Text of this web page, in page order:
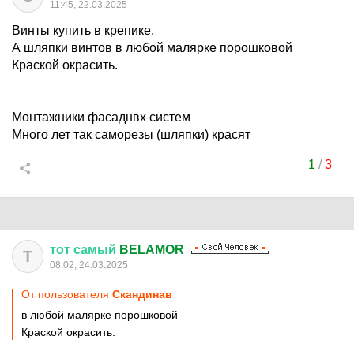
11:45, 22.03.2025
Винты купить в крепике.
А шляпки винтов в любой малярке порошковой
Краской окрасить.
Монтажники фасаднвх систем
Много лет так саморезы (шляпки) красят
1 /3
Т тот самый BELAMOR
08:02, 24.03.2025
От пользователя Скандинав
в любой малярке порошковой
Краской окрасить.